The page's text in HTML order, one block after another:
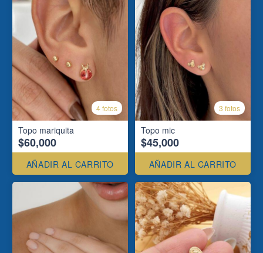
4 fotos
Topo mariquita
$60,000
AÑADIR AL CARRITO
3 fotos
Topo mic
$45,000
AÑADIR AL CARRITO